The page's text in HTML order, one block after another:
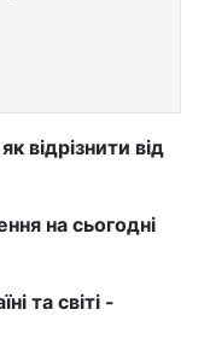
відрізнити від
на сьогодні
та світі -